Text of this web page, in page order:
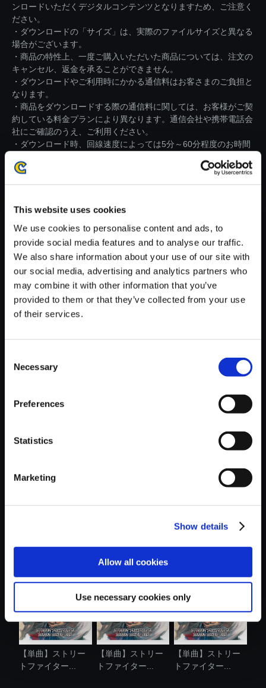
This website uses cookies
We use cookies to personalise content and ads, to
provide social media features and to analyse our traffic.
We also share information about your use of our site with
our social media, advertising and analytics partners who
may combine it with other information that you’ve
provided to them or that they’ve collected from your use
of their services.
Selection
Necessary
Preferences
Statistics
Marketing
Show details
Allow all cookies
Use necessary cookies only
ンロードいただくデジタルコンテンツとなりますため、ご注意く
ださい。
・ダウンロードの「サイズ」は、実際のファイルサイズと異なる
場合がございます。
・商品の特性上、一度ご購入いただいた商品については、注文の
キャンセル、返金を承ることができません。
・ダウンロードやご利用時にかかる通信料はお客さまのご負担と
なります。
・商品をダウンロードする際の通信料に関しては、お客様がご契
約している料金プランにより異なります。通信会社や携帯電話会
社にご確認のうえ、ご利用ください。
・ダウンロード時、回線速度によっては5分～60分程度のお時間
※ご購入いただいたファイルのダウンロードの際には、通信環境
【単曲】ストリートファイターI
Vシリーズ サウンドBOX Reviv
al
おすすめ商品
リートファイ...
トファイター...
トファイター...
【単曲】ストリー
トファイター...
【単曲】ストリー
トファイター...
【単曲】ストリー
トファイター...